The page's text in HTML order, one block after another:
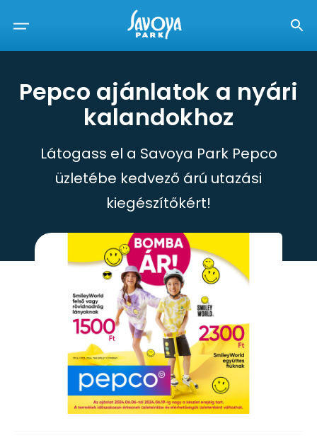
Pepco ajánlatok a nyári
kalandokhoz
Látogass el a Savoya Park Pepco
üzletébe kedvező árú utazási
kiegészítőkért!